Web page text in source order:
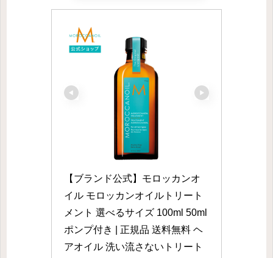
【ブランド公式】モロッカンオ
イル モロッカンオイルトリート
メント 選べるサイズ 100ml 50ml
ポンプ付き | 正規品 送料無料 ヘ
アオイル 洗い流さないトリート